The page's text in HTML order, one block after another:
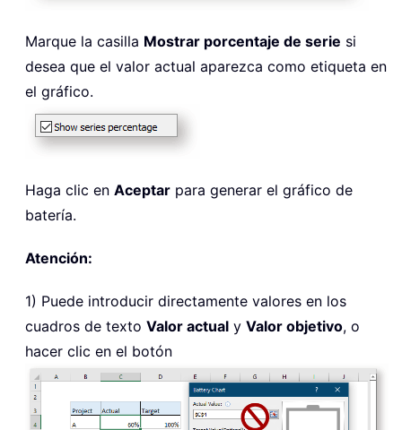
Marque la casilla Mostrar porcentaje de serie si
desea que el valor actual aparezca como etiqueta en
el gráfico.
Haga clic en Aceptar para generar el gráfico de
batería.
Atención:
1) Puede introducir directamente valores en los
cuadros de texto Valor actual y Valor objetivo, o
hacer clic en el botón